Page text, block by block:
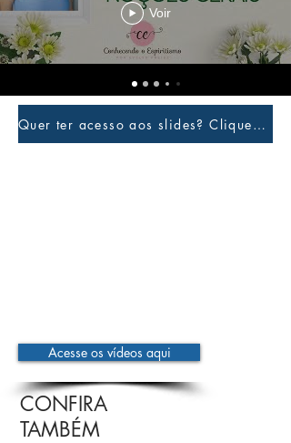
Voir
Quer ter acesso aos slides? Clique aqui e faça login
Acesse os vídeos aqui
CONFIRA
TAMBÉM